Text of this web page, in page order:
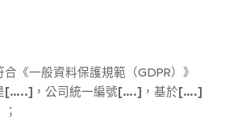
《一般資料保護規範（GDPR）》
[…..] ，公司統一編號[….] ，基於[….]